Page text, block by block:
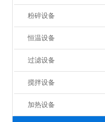
粉碎设备
恒温设备
过滤设备
搅拌设备
加热设备